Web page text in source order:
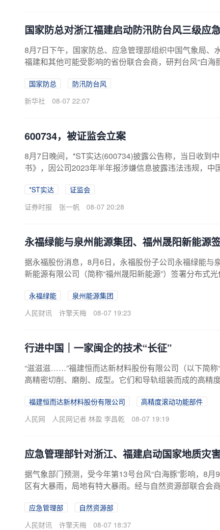
国家防总对浙江福建启动防汛防台风三级应
8月7日下午，国家防总、应急管理部组织中国气象局
福建和其他可能受影响的省份联合会商，研判台风“白
国家防总
防汛防台风
新华社
08-07 22:07
600734，被证监会立案
8月7日晚间，*ST实达(600734)披露公告称，当日收到
书》，因公司2023年半年报涉嫌信息披露违法违规，
影响，目前公司经营情况一切正常。立案调查期间，公
作，并严格按照监管要求履行信息披露义务。记者留意
*ST实达
证监会
证券时报
张一帆 08-07 20:28
永福绿能与泉州能源集团、福州晟阳新能源
据永福股份消息，8月6日，永福股份子公司永福绿能与
新能源有限公司（简称“福州晟阳新能源”）签署分布式
运动场产品为主，包括光伏篮球场、光伏网球场、光伏
永福绿能
泉州能源集团
人民财讯
许擎天梅 08-07 19:23
行进中国｜一家闽企的技术“长征”
“滋滋滋……”福建恒而达新材料股份有限公司（以下简
高精密切削、磨削、成型。它们和导轨组装而成的高精
的钢条、钢块，但在工业机器里的重要程度跟人的脊椎
件介绍，凡是对动作部件运动精度有严苛要求的设备
福建恒而达新材料股份有限公司
高精度滚动功能部件
人民网
人民网记者 林盈 李昌乾 08-07 19:19
应急管理部针对浙江、福建启动国家地质灾
据气象部门预测，受今年第13号台风“白海豚”影响，8
区有大暴雨，局地有特大暴雨。经与自然资源部联合会
应急管理部
自然资源部
人民财讯
许擎天梅 08-07 18:37